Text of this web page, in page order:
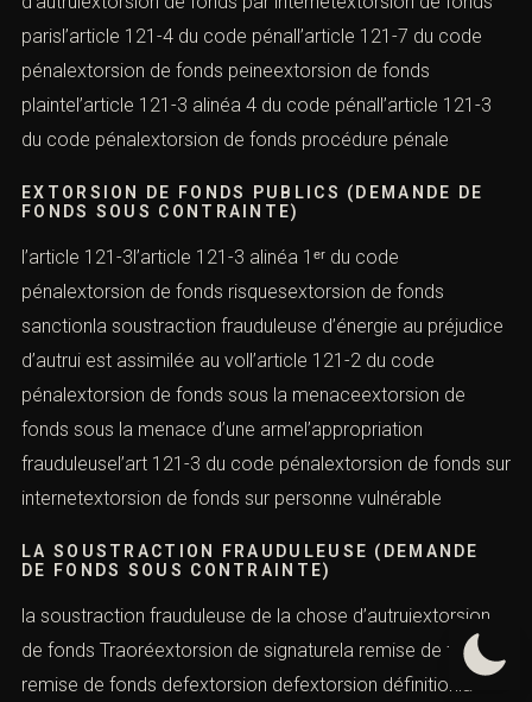
parisl’article 121-4 du code pénall’article 121-7 du code
pénalextorsion de fonds peineextorsion de fonds
plaintel’article 121-3 alinéa 4 du code pénall’article 121-3
du code pénalextorsion de fonds procédure pénale
EXTORSION DE FONDS PUBLICS (DEMANDE DE
FONDS SOUS CONTRAINTE)
l’article 121-3l’article 121-3 alinéa 1ᵉʳ du code
pénalextorsion de fonds risquesextorsion de fonds
sanctionla soustraction frauduleuse d’énergie au préjudice
d’autrui est assimilée au voll’article 121-2 du code
pénalextorsion de fonds sous la menaceextorsion de
fonds sous la menace d’une armel’appropriation
frauduleusel’art 121-3 du code pénalextorsion de fonds sur
internetextorsion de fonds sur personne vulnérable
LA SOUSTRACTION FRAUDULEUSE (DEMANDE
DE FONDS SOUS CONTRAINTE)
la soustraction frauduleuse de la chose d’autruiextorsion
de fonds Traoréextorsion de signaturela remise de fondsla
remise de fonds defextorsion defextorsion définitionla